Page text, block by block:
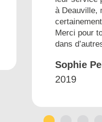
à Deauville,
Merci pour
dans
Sophie
2019